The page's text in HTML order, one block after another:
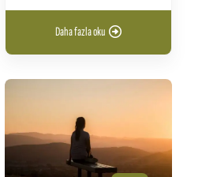
Daha fazla oku